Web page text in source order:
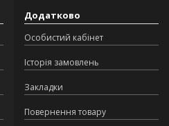
Додатково
Особистий кабінет
Історія замовлень
Закладки
Повернення товару